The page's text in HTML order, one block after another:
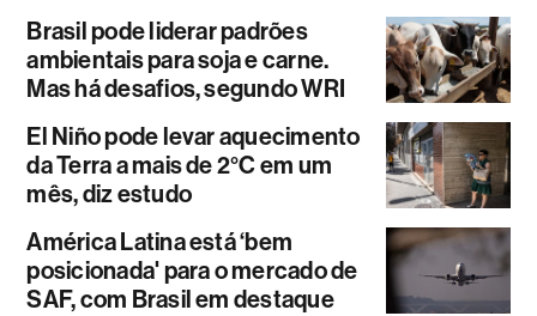
Brasil pode liderar padrões
ambientais para soja e carne.
Mas há desafios, segundo WRI
El Niño pode levar aquecimento
da Terra a mais de 2°C em um
mês, diz estudo
América Latina está ‘bem
posicionada' para o mercado de
SAF, com Brasil em destaque